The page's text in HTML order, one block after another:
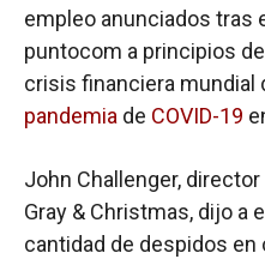
empleo anunciados tras
puntocom a principios
crisis financiera mundial
pandemia de COVID-19
John Challenger,
Gray & Christmas, dijo a el
cantidad de despidos